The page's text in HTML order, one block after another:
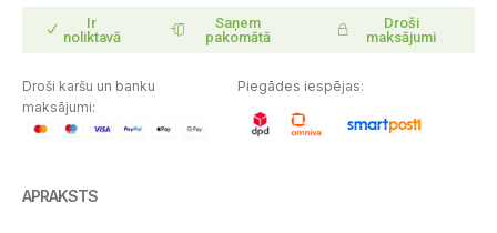
Ir
noliktavā
Saņem
pakomātā
Droši
maksājumi
Droši karšu un banku
maksājumi:
Piegādes iespējas:
APRAKSTS